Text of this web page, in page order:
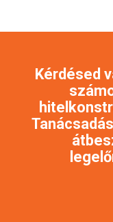
Kérdésed